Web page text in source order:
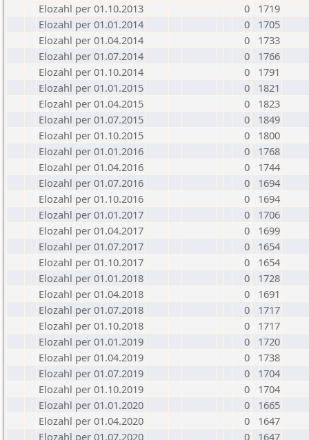
Elozahl per 01.10.2013
0
1719
Elozahl per 01.01.2014
0
1705
Elozahl per 01.04.2014
0
1733
Elozahl per 01.07.2014
0
1766
Elozahl per 01.10.2014
0
1791
Elozahl per 01.01.2015
0
1821
Elozahl per 01.04.2015
0
1823
Elozahl per 01.07.2015
0
1849
Elozahl per 01.10.2015
0
1800
Elozahl per 01.01.2016
0
1768
Elozahl per 01.04.2016
0
1744
Elozahl per 01.07.2016
0
1694
Elozahl per 01.10.2016
0
1694
Elozahl per 01.01.2017
0
1706
Elozahl per 01.04.2017
0
1699
Elozahl per 01.07.2017
0
1654
Elozahl per 01.10.2017
0
1654
Elozahl per 01.01.2018
0
1728
Elozahl per 01.04.2018
0
1691
Elozahl per 01.07.2018
0
1717
Elozahl per 01.10.2018
0
1717
Elozahl per 01.01.2019
0
1720
Elozahl per 01.04.2019
0
1738
Elozahl per 01.07.2019
0
1704
Elozahl per 01.10.2019
0
1704
Elozahl per 01.01.2020
0
1665
Elozahl per 01.04.2020
0
1647
Elozahl per 01.07.2020
0
1647